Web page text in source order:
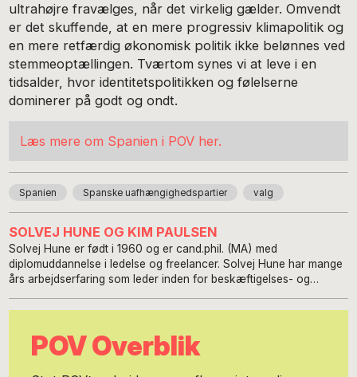
ultrahøjre fravælges, når det virkelig gælder. Omvendt
er det skuffende, at en mere progressiv klimapolitik og
en mere retfærdig økonomisk politik ikke belønnes ved
stemmeoptællingen. Tværtom synes vi at leve i en
tidsalder, hvor identitetspolitikken og følelserne
dominerer på godt og ondt.
Læs mere om Spanien i POV her.
Spanien Spanske uafhængighedspartier valg
SOLVEJ HUNE OG KIM PAULSEN
Solvej Hune er født i 1960 og er cand.phil. (MA) med
diplomuddannelse i ledelse og freelancer. Solvej Hune har mange
års arbejdserfaring som leder inden for beskæftigelses- og
har arbejdet som seniorkonsulent og projektleder på Teknologisk
vestegnskommune og senest som specialkonsulent i et
oplysningsforbund under fagbevægelsen. Her har Solvej Hune
POV Overblik